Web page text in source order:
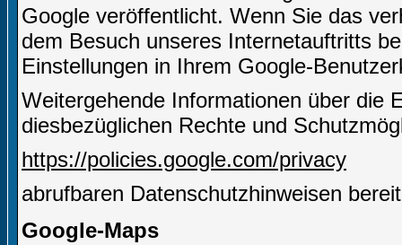
Google veröffentlicht. Wenn Sie das
dem Besuch unseres Internetauftritts
Einstellungen in Ihrem Google-
Weitergehende Informationen über die
diesbezüglichen Rechte und
https://policies.google.com/privacy
abrufbaren Datenschutzhinweisen
Google-Maps